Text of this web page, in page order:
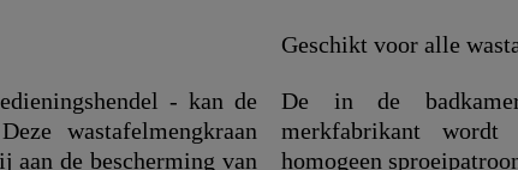
- kan de
wastafelmengkraan
aan de bescherming van
Geschikt voor alle
De in de
merkfabrikant wordt
homogeen